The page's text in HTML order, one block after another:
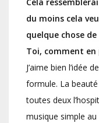
du moins cela
quelque chose
Toi, comment
J’aime bien l’idée
formule. La
toutes deux
musique simple